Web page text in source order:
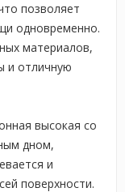
позволяет
одновременно.
материалов,
и отличную
высокая со
дном,
и
поверхности.